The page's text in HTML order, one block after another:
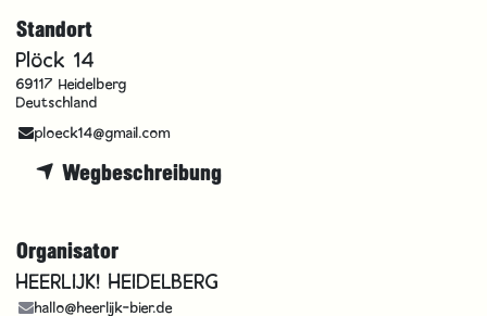
Standort
Plöck 14
69117 Heidelberg
Deutschland
ploeck14@gmail.com
Wegbeschreibung
Organisator
HEERLIJK! HEIDELBERG
hallo@heerlijk-bier.de